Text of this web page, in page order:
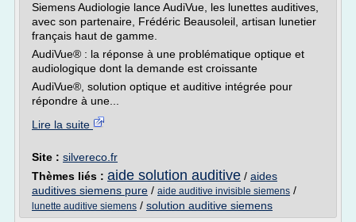
Siemens Audiologie lance AudiVue, les lunettes auditives,
avec son partenaire, Frédéric Beausoleil, artisan lunetier
français haut de gamme.
AudiVue® : la réponse à une problématique optique et
audiologique dont la demande est croissante
AudiVue®, solution optique et auditive intégrée pour
répondre à une...
Lire la suite
Site : silvereco.fr
Thèmes liés : aide solution auditive / aides
auditives siemens pure / aide auditive invisible siemens /
lunette auditive siemens / solution auditive siemens